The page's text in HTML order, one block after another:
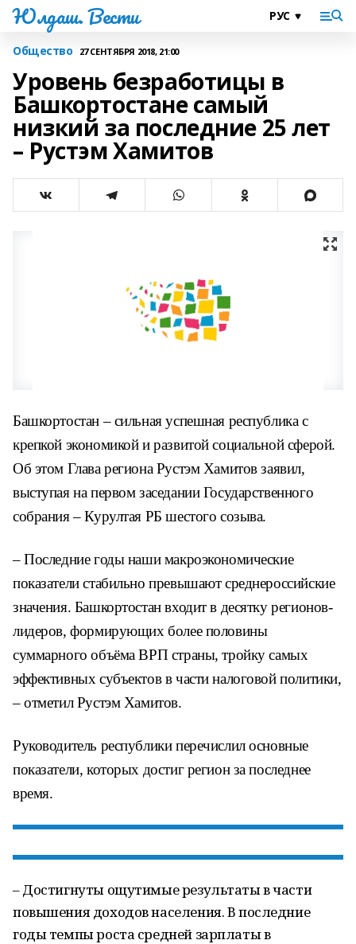
Юлдаш. Вести
Общество 27 СЕНТЯБРЯ 2018, 21:00
Уровень безработицы в
Башкортостане самый
низкий за последние 25 лет
– Рустэм Хамитов
Башкортостан – сильная успешная республика с
крепкой экономикой и развитой социальной сферой.
Об этом Глава региона Рустэм Хамитов заявил,
выступая на первом заседании Государственного
собрания – Курултая РБ шестого созыва.
– Последние годы наши макроэкономические
показатели стабильно превышают среднероссийские
значения. Башкортостан входит в десятку регионов-
лидеров, формирующих более половины
суммарного объёма ВРП страны, тройку самых
эффективных субъектов в части налоговой политики,
– отметил Рустэм Хамитов.
Руководитель республики перечислил основные
показатели, которых достиг регион за последнее
время.
– Достигнуты ощутимые результаты в части
повышения доходов населения. В последние
годы темпы роста средней зарплаты в